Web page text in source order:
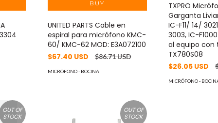
UNITED PARTS Cable en
espiral para micrófono KMC-
60/ KMC-62 MOD: E3A072100
$67.40 USD
$86.71 USD
MICRÓFONO - BOCINA
TXPRO
Garganta
IC-F11/ 14/
3003, IC-
al equipo con
TX780S08
$26.05 USD
MICRÓFONO -
OUT OF
STOCK
OUT OF
STOCK